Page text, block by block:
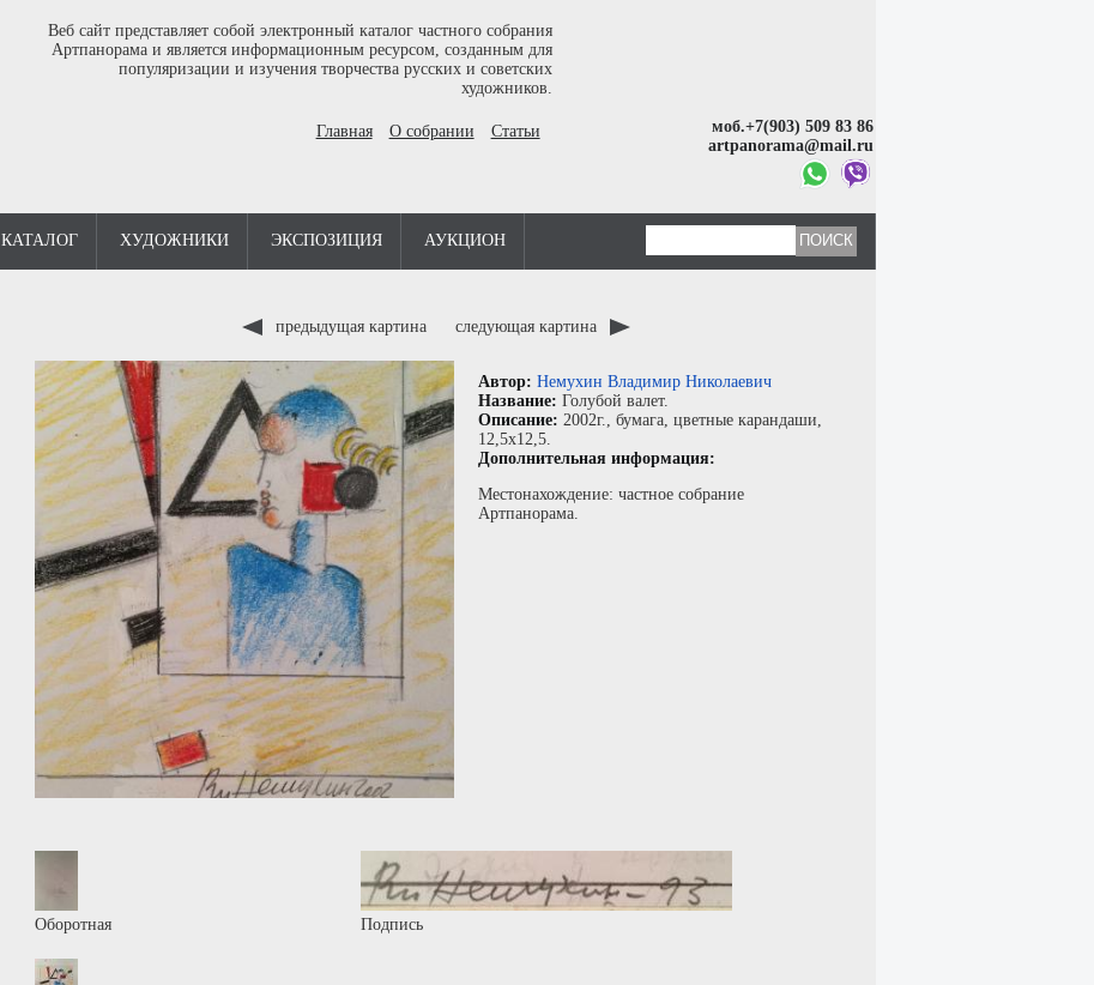
Веб сайт представляет собой электронный каталог частного собрания
Артпанорама и является информационным ресурсом, созданным для
популяризации и изучения творчества русских и советских
художников.
Главная О собрании Статьи
моб.+7(903) 509 83 86
artpanorama@mail.ru
КАТАЛОГ ХУДОЖНИКИ ЭКСПОЗИЦИЯ АУКЦИОН
предыдущая картина следующая картина
Автор: Немухин Владимир Николаевич
Название: Голубой валет.
Описание: 2002г., бумага, цветные карандаши,
12,5x12,5.
Дополнительная информация:
Местонахождение: частное собрание
Артпанорама.
Оборотная Подпись